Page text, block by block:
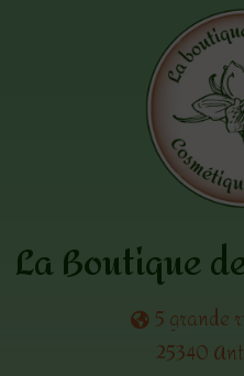
La Boutique
5 grande
25340